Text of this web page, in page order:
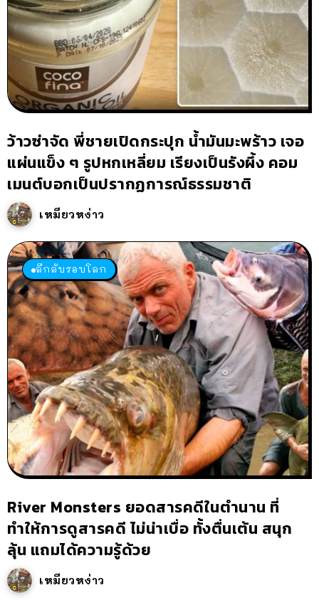
ว้าวซ่าจัด พี่ชายเปิดกระปุก น้ำมันมะพร้าว เจอ
แผ่นแข็ง ๆ รูปหกเหลี่ยม เรียงเป็นรังผึ้ง คอม
เมนต์บอกเป็นปรากฏการณ์ธรรมชาติ
เหมียวหง่าว
ลึกลับรอบโลก
River Monsters ยอดสารคดีในตำนาน ที่
ทำให้การดูสารคดี ไม่น่าเบื่อ ทั้งตื่นเต้น สนุก
ลุ้น แถมได้ความรู้ด้วย
เหมียวหง่าว